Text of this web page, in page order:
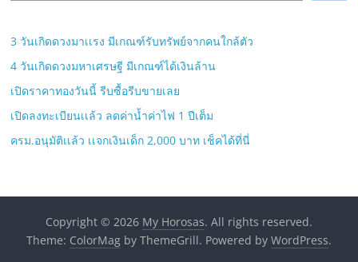
3 วันเกิดดวงมาเเรง มีเกณฑ์รับทรัพย์จากคนใกล้ตัว
4 วันเกิดดวงมหาเศรษฐี มีเกณฑ์ได้เงินล้าน
เปิดราคาทองวันนี้ รีบซื้อรีบขายเลย
เปิดลงทะเบียนเเล้ว ลดค่าน้ำค่าไฟ 1 ปีเต็ม
ครม.อนุมัติเเล้ว เเจกเงินเด็ก 2,000 บาท เช็คได้ที่นี่
Copyright © 2026 My Horosas. All rights reserved.
Theme: ColorMagby ThemeGrill. Powered by WordPress.